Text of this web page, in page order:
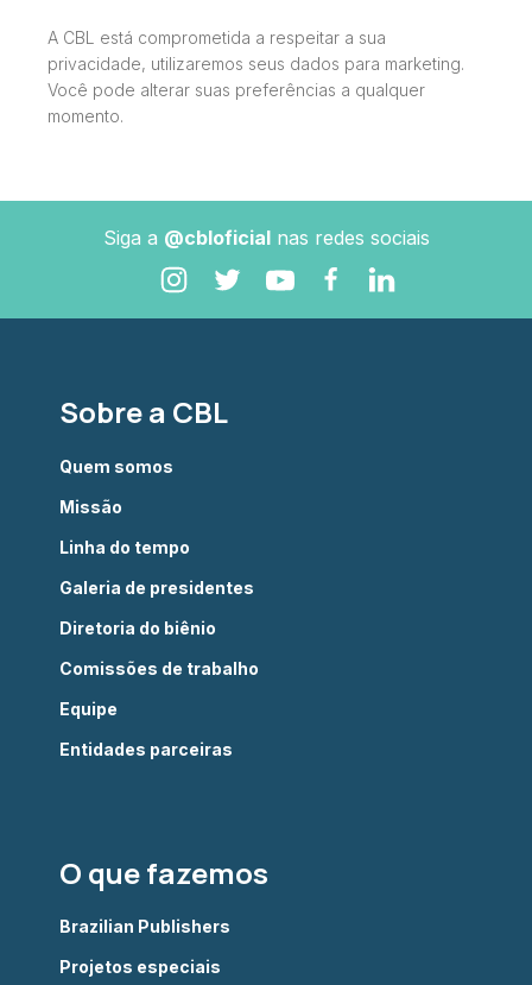
A CBL está comprometida a respeitar a sua
privacidade, utilizaremos seus dados para marketing.
Você pode alterar suas preferências a qualquer
momento.
Siga a @cbloficialnas redes sociais
Sobre a CBL
Quem somos
Missão
Linha do tempo
Galeria de presidentes
Diretoria do biênio
Comissões de trabalho
Equipe
Entidades parceiras
O que fazemos
Brazilian Publishers
Projetos especiais